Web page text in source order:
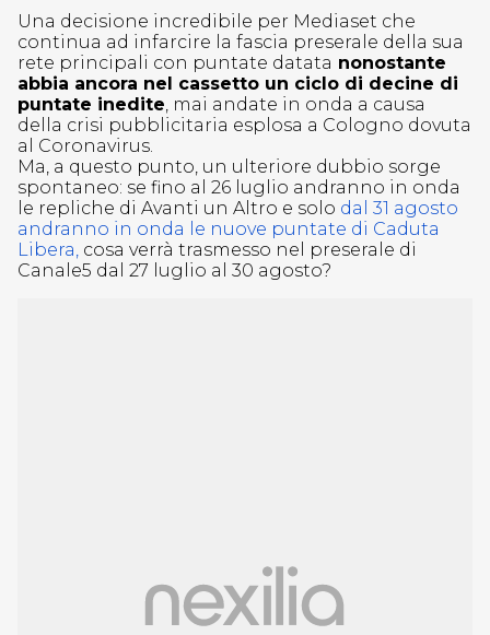
Una decisione incredibile per Mediaset che
continua ad infarcire la fascia preserale della sua
rete principali con puntate datata nonostante
abbia ancora nel cassetto un ciclo di decine di
puntate inedite, mai andate in onda a causa
della crisi pubblicitaria esplosa a Cologno dovuta
al Coronavirus.
Ma, a questo punto, un ulteriore dubbio sorge
spontaneo: se fino al 26 luglio andranno in onda
le repliche di Avanti un Altro e solo dal 31 agosto
andranno in onda le nuove puntate di Caduta
Libera, cosa verrà trasmesso nel preserale di
Canale5 dal 27 luglio al 30 agosto?